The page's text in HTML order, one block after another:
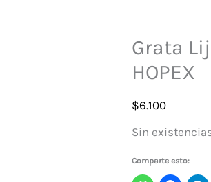
Grata
HOPEX
$6.100
Sin
Comparte esto: